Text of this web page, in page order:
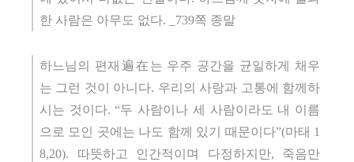
한 사람은 아무도 없다. _739쪽 종말
하느님의 편재遍在는 우주 공간을 균일하게 채우
는 그런 것이 아니다. 우리의 사랑과 고통에 함께하
시는 것이다. “두 사람이나 세 사람이라도 내 이름
으로 모인 곳에는 나도 함께 있기 때문이다”(마태 1
8,20). 따뜻하고 인간적이며 다정하지만, 죽음만